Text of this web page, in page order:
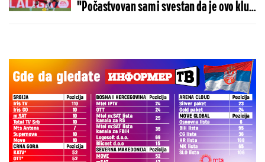
"Počastvovan sam i svestan da je ovo klub
sa velikom istorijom"